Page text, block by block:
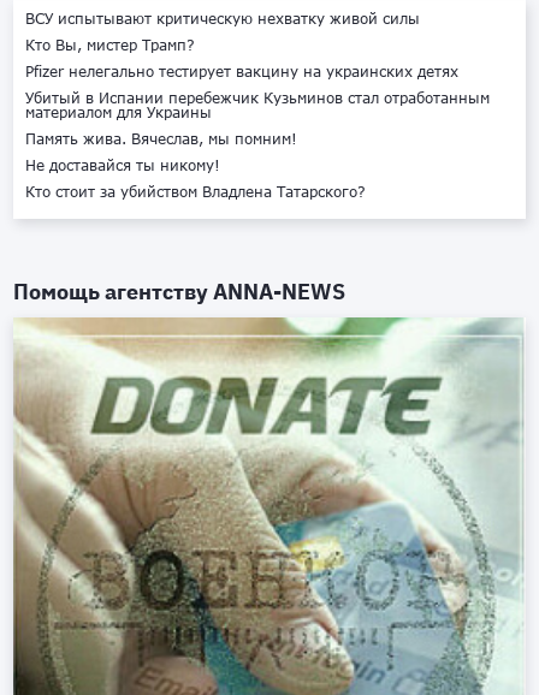
ВСУ испытывают критическую нехватку живой силы
Кто Вы, мистер Трамп?
Pfizer нелегально тестирует вакцину на украинских детях
Убитый в Испании перебежчик Кузьминов стал отработанным
материалом для Украины
Память жива. Вячеслав, мы помним!
Не доставайся ты никому!
Кто стоит за убийством Владлена Татарского?
Помощь агентствуANNA-NEWS